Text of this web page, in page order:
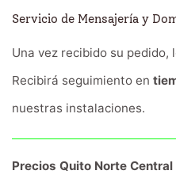
Servicio de Mensajería y
Una vez recibido su pedido,
Recibirá seguimiento en
nuestras instalaciones.
Precios Quito Norte Central